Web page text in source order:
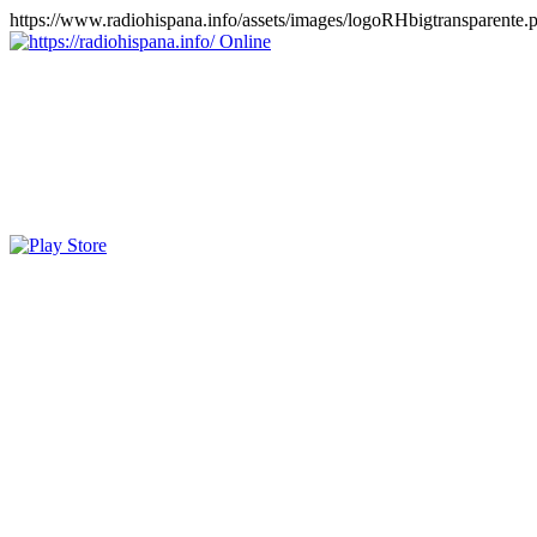
https://www.radiohispana.info/assets/images/
Online